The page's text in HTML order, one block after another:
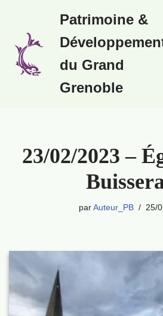
au
contenu
Patrimoine &
du Grand
Grenoble
23/02/2023 –
par Auteur_PB 25/